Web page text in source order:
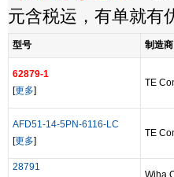
元含税运，有单就有
型号 制造商
62879-1
[更多]
TE
AFD51-14-5PN-6116-LC
[更多]
TE
28791
Wiha